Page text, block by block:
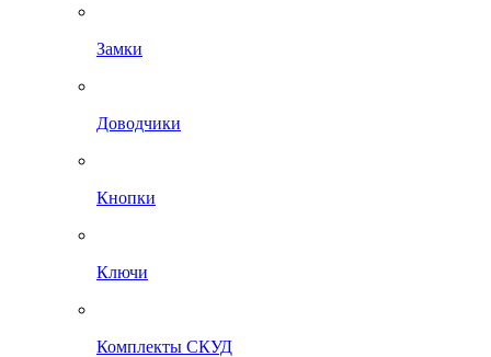
Замки
Доводчики
Кнопки
Ключи
Комплекты СКУД